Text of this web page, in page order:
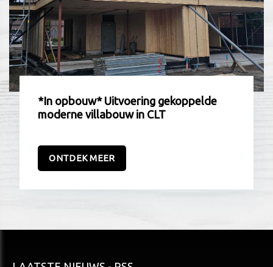
*In opbouw* Uitvoering gekoppelde
moderne villabouw in CLT
ONTDEK MEER